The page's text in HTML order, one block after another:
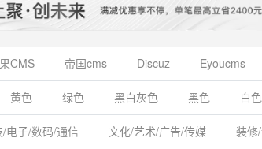
CMS 帝国cms Discuz Eyoucms
黄色 绿色 黑白灰色 黑色 白色
/电子/数码/通信 文化/艺术/广告/传媒 装修